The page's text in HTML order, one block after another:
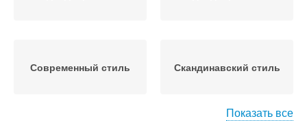
Современный стиль Скандинавский стиль
Показать все